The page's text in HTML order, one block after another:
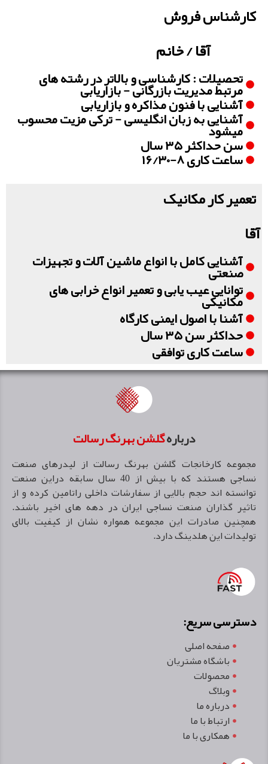
کارشناس فروش
آقا / خانم
تحصیلات : کارشناسی و بالاتر در رشته های
مرتبط مدیریت بازرگانی - بازاریابی
آشنایی با فنون مذاکره و بازاریابی
آشنایی به زبان انگلیسی - ترکی مزیت محسوب
میشود
سن حداکثر ۳۵ سال
ساعت کاری ۸-۱۶/۳۰
تعمیر کار مکانیک
آقا
آشنایی کامل با انواع ماشین آلات و تجهیزات
صنعتی
توانایی عیب یابی و تعمیر انواع خرابی های
مکانیکی
آشنا با اصول ایمنی کارگاه
حداکثر سن ۳۵ سال
ساعت کاری توافقی
دربارهگلشن بهرنگ رسالت
مجموعه كارخانجات گلشن بهرنگ رسالت از ليدرهاى صنعت
نساجى هستند كه با بيش از 40 سال سابقه دراين صنعت
توانسته اند حجم بالايی از سفارشات داخلى راتامين كرده و از
تاثير گذاران صنعت نساجى ايران در دهه هاى اخير باشند.
همچنین صادرات اين مجموعه همواره نشان از كيفيت بالاى
توليدات اين هلدينگ دارد.
دسترسی سریع:
صفحه اصلی
باشگاه مشتریان
محصولات
وبلاگ
درباره ما
ارتباط با ما
همکاری با ما